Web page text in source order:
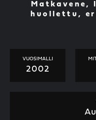
Matkavene,
huollettu,
VUOSIMALLI
2002